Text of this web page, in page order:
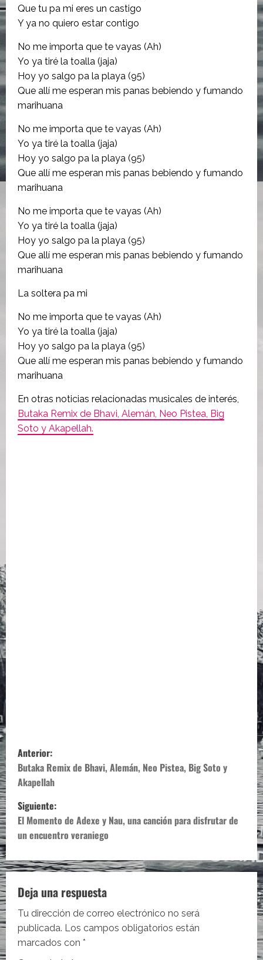
Que tu pa mi eres un castigo
Y ya no quiero estar contigo
No me importa que te vayas (Ah)
Yo ya tiré la toalla (jaja)
Hoy yo salgo pa la playa (95)
Que allí me esperan mis panas bebiendo y fumando
marihuana
No me importa que te vayas (Ah)
Yo ya tiré la toalla (jaja)
Hoy yo salgo pa la playa (95)
Que allí me esperan mis panas bebiendo y fumando
marihuana
No me importa que te vayas (Ah)
Yo ya tiré la toalla (jaja)
Hoy yo salgo pa la playa (95)
Que allí me esperan mis panas bebiendo y fumando
marihuana
La soltera pa mi
No me importa que te vayas (Ah)
Yo ya tiré la toalla (jaja)
Hoy yo salgo pa la playa (95)
Que allí me esperan mis panas bebiendo y fumando
marihuana
En otras noticias relacionadas musicales de interés,
Butaka Remix de Bhavi, Alemán, Neo Pistea, Big
Soto y Akapellah.
N
a
v
e
g
a
c
i
ó
Anterior:
Butaka Remix de Bhavi, Alemán, Neo Pistea, Big Soto y
Akapellah
Siguiente:
El Momento de Adexe y Nau, una canción para disfrutar de
un encuentro veraniego
Deja una respuesta
Tu dirección de correo electrónico no será
publicada. Los campos obligatorios están
marcados con *